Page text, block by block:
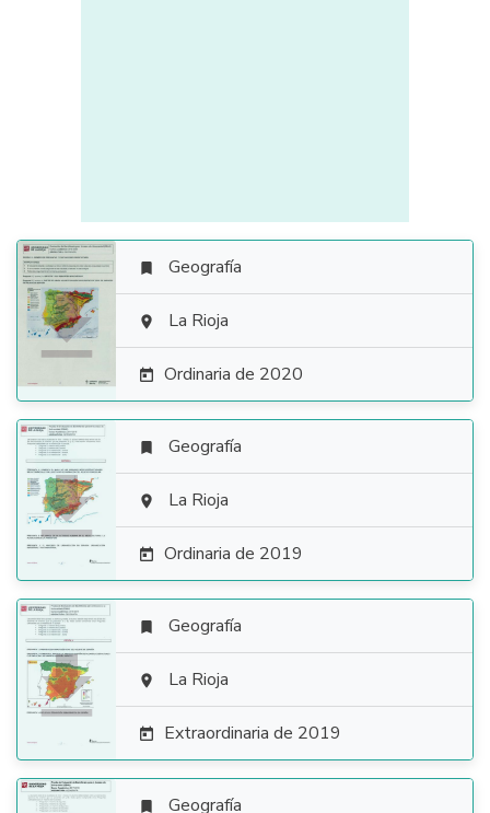

 Geografía
 La Rioja
 Ordinaria de 2020

 Geografía
 La Rioja
 Ordinaria de 2019

 Geografía
 La Rioja
 Extraordinaria de 2019
 Geografía